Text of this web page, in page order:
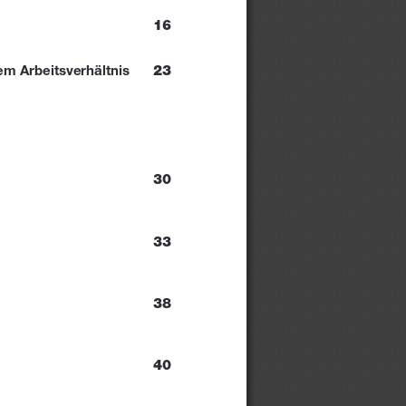
16
Arbeitsverhältnis 23
30
33
38
40